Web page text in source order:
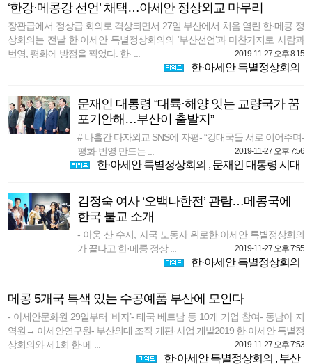
‘한강·메콩강 선언’ 채택…아세안 정상외교 마무리
장관급에서 정상급 회의로 격상되면서 27일 부산에서 처음 열린 한·메콩 정
상회의는 전날 한·아세안 특별정상회의의 ‘부산선언’과 마찬가지로 사람과
번영, 평화에 방점을 찍었다. 한· ...
2019-11-27 오후 8:15
한·아세안 특별정상회의
문재인 대통령 “대륙·해양 잇는 교량국가 꿈
포기안해…부산이 출발지”
# 나흘간 다자외교 SNS에 자평- “강대국들 서로 이어주며-
평화·번영 만드는 ...
2019-11-27 오후 7:56
한·아세안 특별정상회의 , 문재인 대통령 시대
김정숙 여사 ‘오백나한전’ 관람…메콩국에
한국 불교 소개
- 아웅 산 수지, 자국 노동자 위로한·아세안 특별정상회의
가 끝나고 한·메콩 정상 ...
2019-11-27 오후 7:55
한·아세안 특별정상회의
메콩 5개국 특색 있는 수공예품 부산에 모인다
- 아세안문화원 29일부터 ‘바자’- 태국 베트남 등 10개 기업 참여- 동남아 지
역원→ 아세안연구원- 부산외대 조직 개편·사업 개발2019 한·아세안 특별정
상회의와 제1회 한·메 ...
2019-11-27 오후 7:53
한·아세안 특별정상회의 , 부산